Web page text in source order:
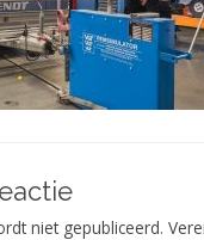
niet gepubliceerd.